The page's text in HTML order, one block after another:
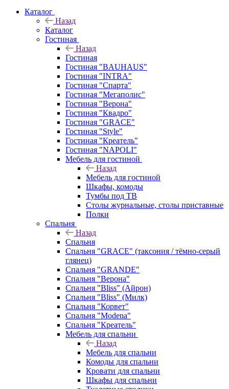
Каталог
Назад
Каталог
Гостиная
Назад
Гостиная
Гостиная "BAUHAUS"
Гостиная "INTRA"
Гостиная "Спарта"
Гостиная "Мегаполис"
Гостиная "Верона"
Гостиная "Квадро"
Гостиная "GRACE"
Гостиная "Style"
Гостиная "Креатель"
Гостиная "NAPOLI"
Мебель для гостиной
Назад
Мебель для гостиной
Шкафы, комоды
Тумбы под ТВ
Столы журнальные, столы приставные
Полки
Спальня
Назад
Спальня
Спальня "GRACE" (таксония / тёмно-серый
глянец)
Спальня "GRANDE"
Спальня "Верона"
Спальня "Bliss" (Айрон)
Спальня "Bliss" (Милк)
Спальня "Корвет"
Спальня "Modena"
Спальня "Креатель"
Мебель для спальни
Назад
Мебель для спальни
Комоды для спальни
Кровати для спальни
Шкафы для спальни